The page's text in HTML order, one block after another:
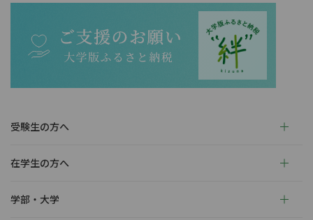
受験生の方へ
在学生の方へ
学部・大学